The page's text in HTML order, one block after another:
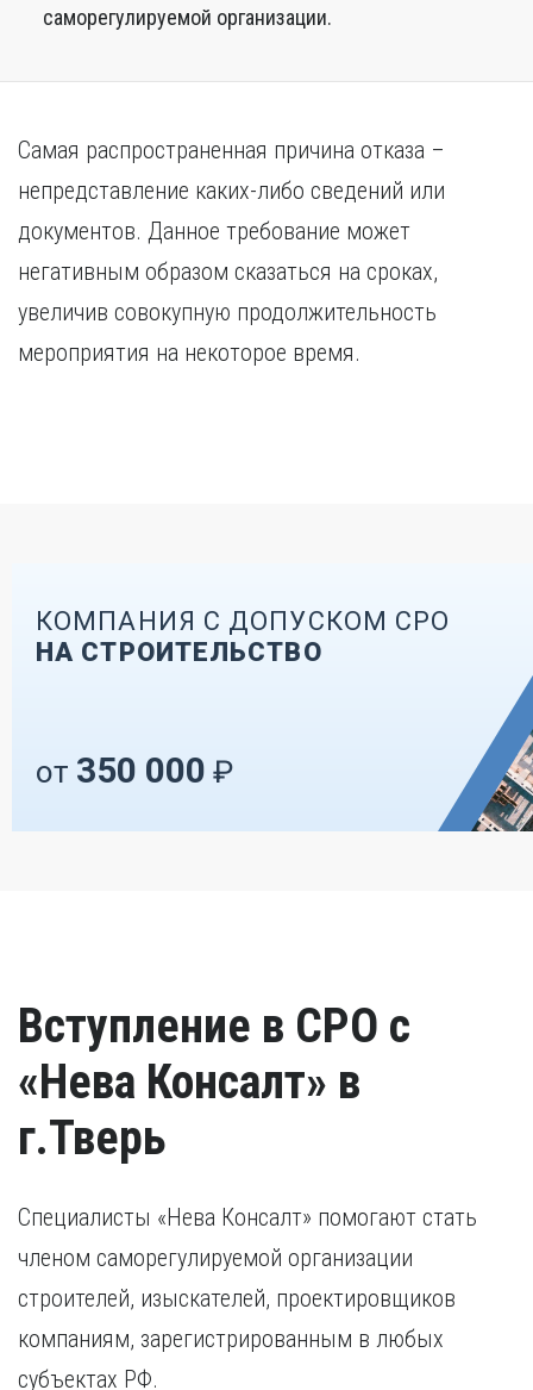
саморегулируемой организации.
Самая распространенная причина отказа –
непредставление каких-либо сведений или
документов. Данное требование может
негативным образом сказаться на сроках,
увеличив совокупную продолжительность
мероприятия на некоторое время.
КОМПАНИЯ С ДОПУСКОМ СРО
НА СТРОИТЕЛЬСТВО
от 350 000 ₽
Вступление в СРО с
«Нева Консалт» в
г.Тверь
Специалисты «Нева Консалт» помогают стать
членом саморегулируемой организации
строителей, изыскателей, проектировщиков
компаниям, зарегистрированным в любых
субъектах РФ.